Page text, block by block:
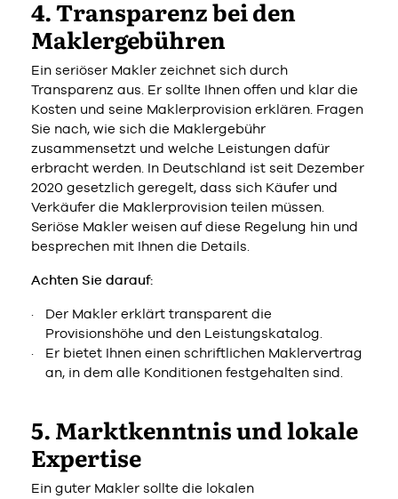
4. Transparenz bei den
Maklergebühren
Ein seriöser Makler zeichnet sich durch
Transparenz aus. Er sollte Ihnen offen und klar die
Kosten und seine Maklerprovision erklären. Fragen
Sie nach, wie sich die Maklergebühr
zusammensetzt und welche Leistungen dafür
erbracht werden. In Deutschland ist seit Dezember
2020 gesetzlich geregelt, dass sich Käufer und
Verkäufer die Maklerprovision teilen müssen.
Seriöse Makler weisen auf diese Regelung hin und
besprechen mit Ihnen die Details.
Achten Sie darauf:
Der Makler erklärt transparent die
Provisionshöhe und den Leistungskatalog.
Er bietet Ihnen einen schriftlichen Maklervertrag
an, in dem alle Konditionen festgehalten sind.
5. Marktkenntnis und lokale
Expertise
Ein guter Makler sollte die lokalen